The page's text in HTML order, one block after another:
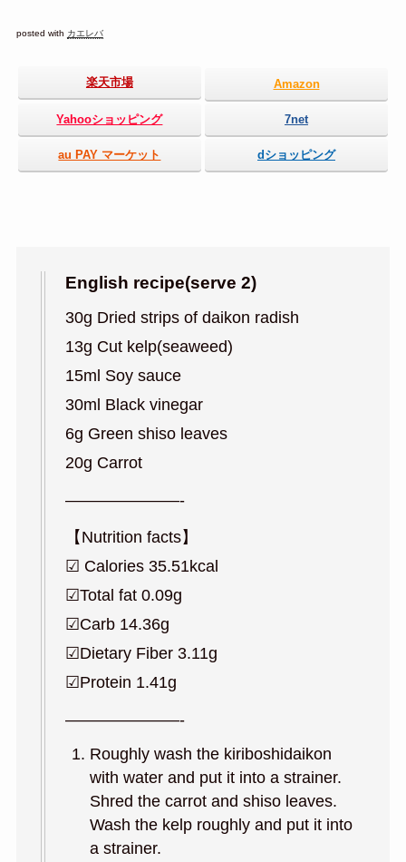
posted with カエレバ
楽天市場 Amazon
Yahooショッピング 7net
au PAY マーケット dショッピング
English recipe(serve 2)
30g Dried strips of daikon radish
13g Cut kelp(seaweed)
15ml Soy sauce
30ml Black vinegar
6g Green shiso leaves
20g Carrot
———————-
【Nutrition facts】
☑︎ Calories 35.51kcal
☑︎Total fat 0.09g
☑︎Carb 14.36g
☑︎Dietary Fiber 3.11g
☑︎Protein 1.41g
———————-
Roughly wash the kiriboshidaikon
with water and put it into a strainer.
Shred the carrot and shiso leaves.
Wash the kelp roughly and put it into
a strainer.